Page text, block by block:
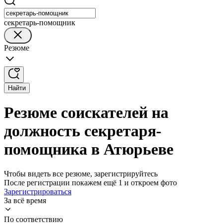
секретарь-помощник
Резюме
Найти
Резюме соискателей на
должность секретаря-
помощника в Атюрьеве
Чтобы видеть все резюме, зарегистрируйтесь
После регистрации покажем ещё 1 и откроем фото
Зарегистрироваться
За всё время
По соответствию